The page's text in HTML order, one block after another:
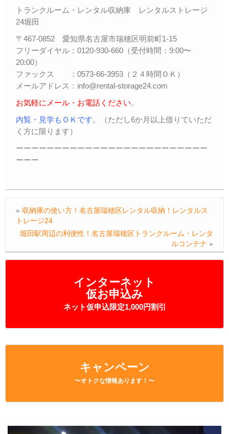
インターネット
仮お申込み
ネット仮申込限定1,000円割引
キャンペーン
〜オトクな情報あります！〜
トランクルーム・レンタル収納庫 レンタルストレージ
24堀田
〒467-0852 愛知県名古屋市瑞穂区明前町1-15
フリーダイヤル：0120-930-660（受付時間：9:00〜
20:00）
ファックス ：0573-66-3953（２４時間ＯＫ）
メールアドレス：info@rental-storage24.com
お気軽にメール・お電話ください。
内覧・見学もＯＫです。（ただし6か月以上借りていただ
く方に限ります）
ーーーーーーーーーーーーーーーーーーーーーーーーー
ーーー
« 収納庫の使い方！名古屋瑞穂区レンタル収納！レンタルス
トレージ24
堀田駅周辺の利便性！名古屋瑞穂区トランクルーム・レンタ
ルコンテナ »